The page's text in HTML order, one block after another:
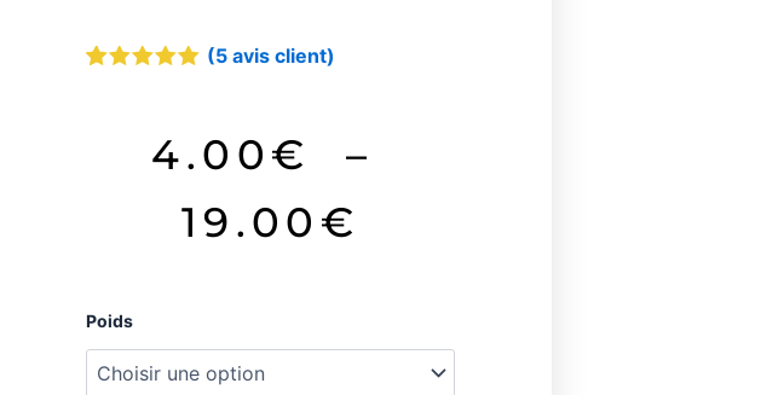
notations
(5 avis client)
4.00€
–
19.00 €
Plage
4.00€
Poids
quantité
vert